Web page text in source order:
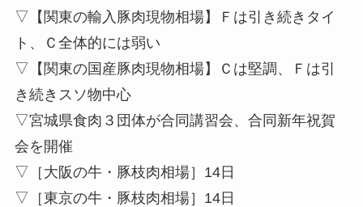
▽【関東の輸入豚肉現物相場】Ｆは引き続きタイ
ト、Ｃ全体的には弱い
▽【関東の国産豚肉現物相場】Ｃは堅調、Ｆは引
き続きスソ物中心
▽宮城県食肉３団体が合同講習会、合同新年祝賀
会を開催
▽［大阪の牛・豚枝肉相場］14日
▽［東京の牛・豚枝肉相場］14日